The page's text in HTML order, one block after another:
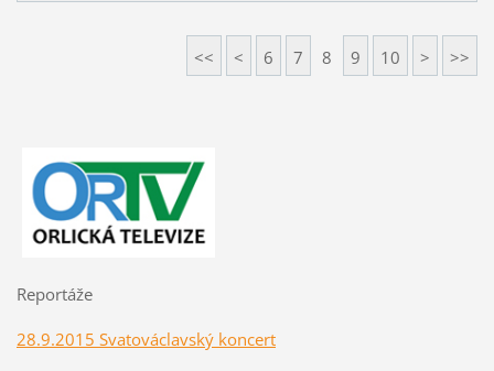
<< < 6 7 8 9 10 > >>
Reportáže
28.9.2015 Svatováclavský koncert